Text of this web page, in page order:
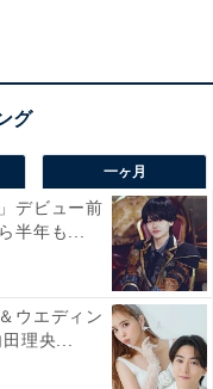
一ヶ月
デビュー前
半年も...
ウエディン
田理央...